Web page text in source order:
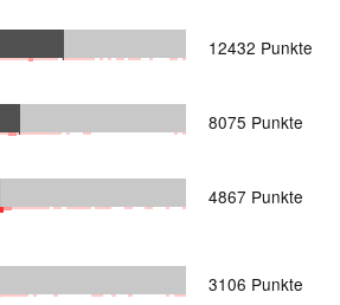
12432 Punkte
8075 Punkte
4867 Punkte
3106 Punkte